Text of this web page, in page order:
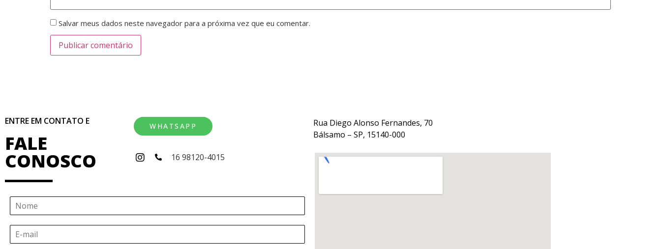
Salvar meus dados neste navegador para a próxima vez que eu comentar.
ENTRE EM CONTATO E
FALE
CONOSCO
WHATSAPP
16 98120-4015
Rua Diego Alonso Fernandes, 70
Bálsamo – SP, 15140-000
N
E